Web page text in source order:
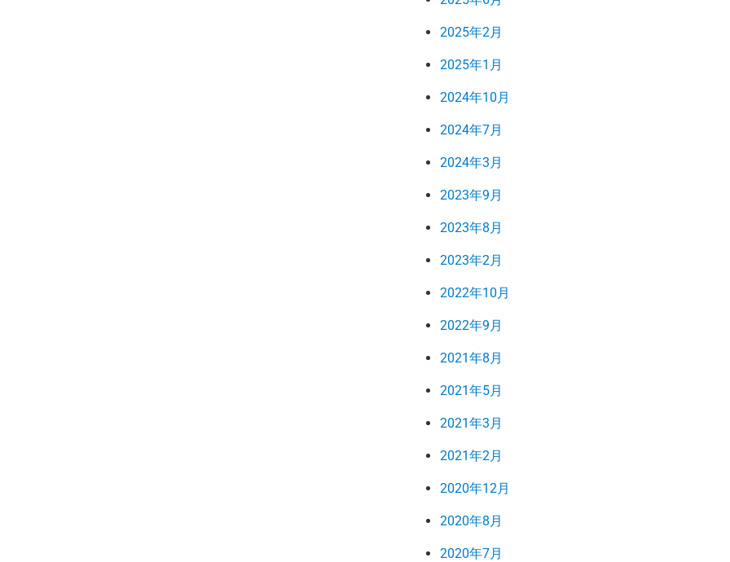
2025年2月
2025年1月
2024年10月
2024年7月
2024年3月
2023年9月
2023年8月
2023年2月
2022年10月
2022年9月
2021年8月
2021年5月
2021年3月
2021年2月
2020年12月
2020年8月
2020年7月